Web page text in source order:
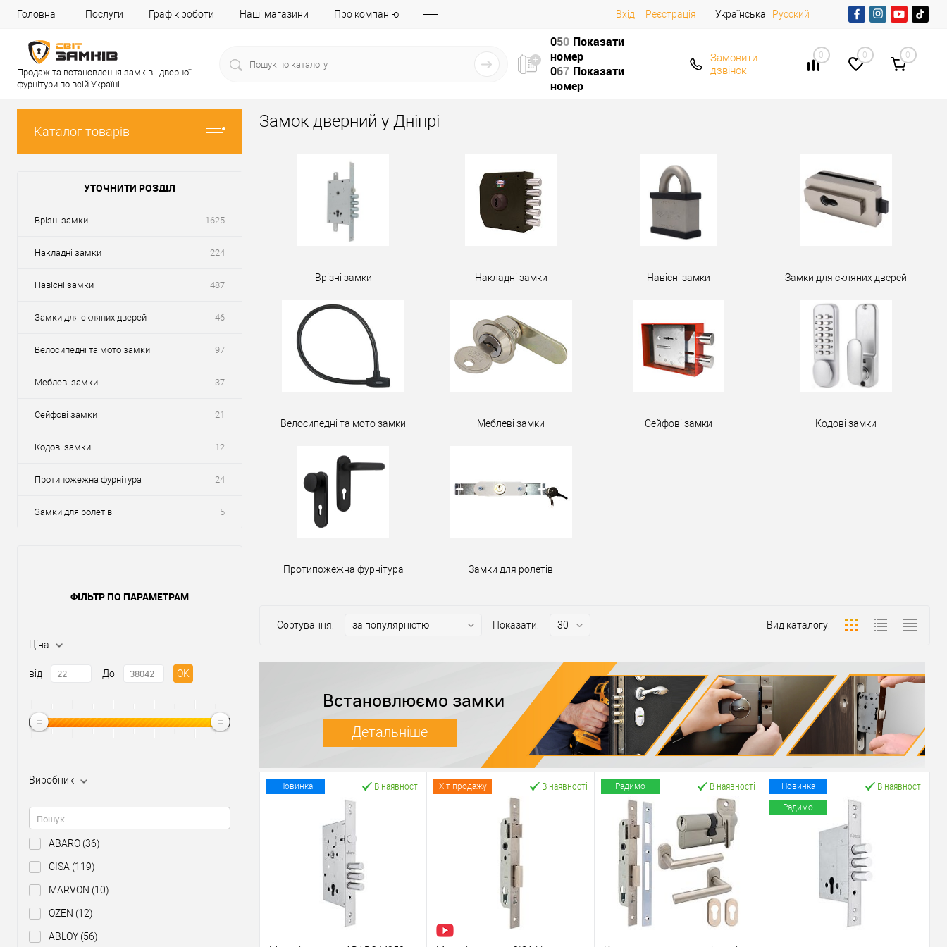
Головна Послуги Графік роботи Наші магазини Про компанію Вхід Реєстрація Українська Русский
Продаж та встановлення замків і дверної
фурнітури по всій Україні
050 Показати
номер
067 Показати
номер
Замовити
дзвінок
0 0 0
Каталог товарів
УТОЧНИТИ РОЗДІЛ
Врізні замки 1625
Накладні замки 224
Навісні замки 487
Замки для скляних дверей 46
Велосипедні та мото замки 97
Меблеві замки 37
Сейфові замки 21
Кодові замки 12
Протипожежна фурнітура 24
Замки для ролетів 5
ФІЛЬТР ПО ПАРАМЕТРАМ
Ціна
від До OK
Виробник
ABARO (36)
CISA (119)
MARVON (10)
OZEN (12)
ABLOY (56)
Замок дверний у Дніпрі
Врізні замки Накладні замки Навісні замки Замки для скляних дверей
Велосипедні та мото замки Меблеві замки Сейфові замки Кодові замки
Протипожежна фурнітура Замки для ролетів
Сортування: Показати: Вид каталогу:
Встановлюємо замки
Детальніше
Новинка В наявності Хіт продажу В наявності Радимо В наявності Новинка
Радимо
В наявності